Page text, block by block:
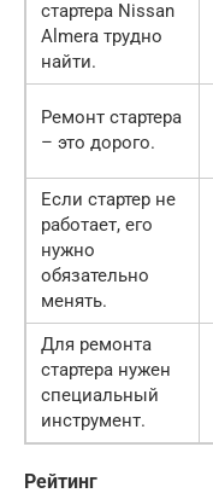
стартера Nissan
Almera трудно
найти.
Ремонт стартера
– это дорого.
Если стартер не
работает, его
нужно
обязательно
менять.
Для ремонта
стартера нужен
специальный
инструмент.
Рейтинг